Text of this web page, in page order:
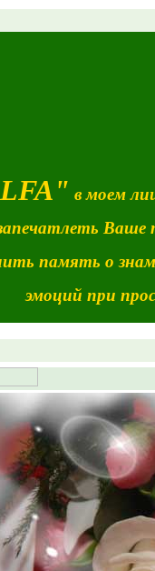
в моем
Ваше
память о
эмоций при